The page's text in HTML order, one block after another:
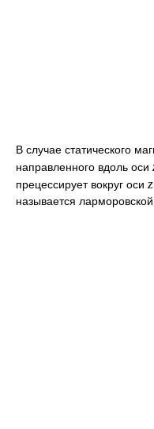
В случае статического
направленного вдоль оси
прецессирует вокруг оси z
называется ларморовской